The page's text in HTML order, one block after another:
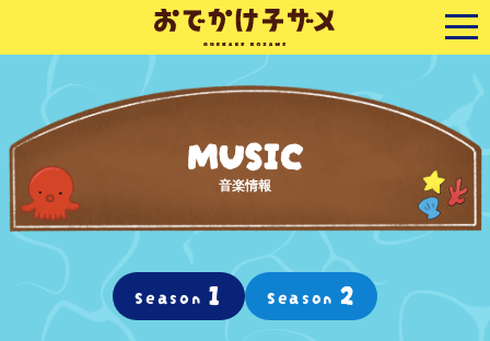
MUSIC
音楽情報
Season 1 Season 2